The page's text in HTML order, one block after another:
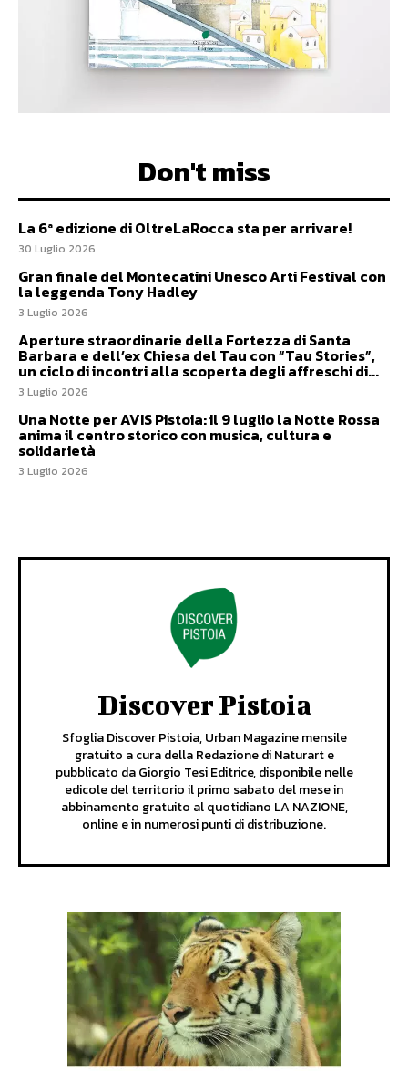
Don't miss
La 6ª edizione di OltreLaRocca sta per arrivare!
30 Luglio 2026
Gran finale del Montecatini Unesco Arti Festival con
la leggenda Tony Hadley
3 Luglio 2026
Aperture straordinarie della Fortezza di Santa
Barbara e dell’ex Chiesa del Tau con “Tau Stories”,
un ciclo di incontri alla scoperta degli affreschi di...
3 Luglio 2026
Una Notte per AVIS Pistoia: il 9 luglio la Notte Rossa
anima il centro storico con musica, cultura e
solidarietà
3 Luglio 2026
Discover Pistoia
Sfoglia Discover Pistoia, Urban Magazine mensile
gratuito a cura della Redazione di Naturart e
pubblicato da Giorgio Tesi Editrice, disponibile nelle
edicole del territorio il primo sabato del mese in
abbinamento gratuito al quotidiano LA NAZIONE,
online e in numerosi punti di distribuzione.